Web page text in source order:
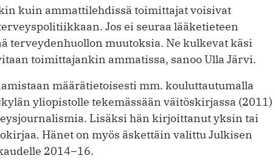
kuin ammattilehdissä toimittajat voisivat
Jos ei seuraa lääketieteen
terveydenhuollon muutoksia. Ne kulkevat käsi
toimittajankin ammatissa, sanoo Ulla Järvi.
määrätietoisesti mm. kouluttautumalla
yliopistolle tekemässään väitöskirjassa (2011)
Lisäksi hän kirjoittanut yksin tai
Hänet on myös äskettäin valittu Julkisen
2014–16.